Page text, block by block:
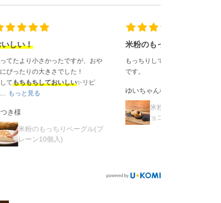
おや
ピ
(プ
米粉のもっちりベーグル
もっちりしていてとても美味しかった
です。
米粉のもっちりベーグル(チ